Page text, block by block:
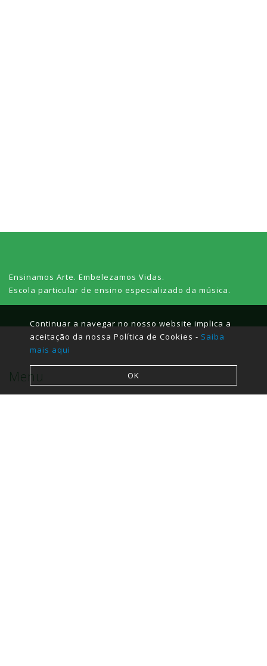
Ensinamos Arte. Embelezamos Vidas.
Escola particular de ensino especializado da música.
Menu
Continuar a navegar no nosso website implica a
aceitação da nossa Política de Cookies - Saiba
mais aqui
OK